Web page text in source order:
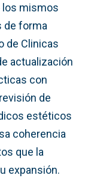
los mismos
de forma
de Clinicas
actualización
con
de
estéticos
coherencia
que la
expansión.